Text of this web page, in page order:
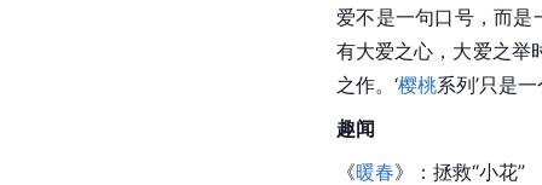
爱不是一句口号，而是
有大爱之心，大爱之举
之作。‘樱桃系列’只是
趣闻
《暖春》：拯救“小花”